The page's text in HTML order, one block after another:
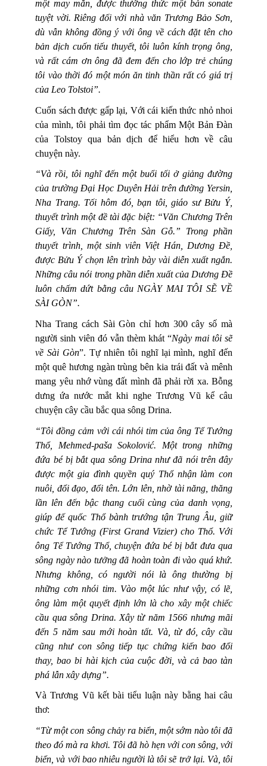
một may mắn, được thưởng thức một bản sonate
tuyệt vời. Riêng đối với nhà văn Trương Bảo Sơn,
dù vẫn không đồng ý với ông về cách đặt tên cho
bản dịch cuốn tiếu thuyết, tôi luôn kính trọng ông,
và rất cám ơn ông đã đem đến cho lớp trẻ chúng
tôi vào thời đó một món ăn tinh thần rất có giá trị
của Leo Tolstoi”.
Cuốn sách được gấp lại, Với cái kiến thức nhỏ nhoi
của mình, tôi phải tìm đọc tác phẩm Một Bản Đàn
của Tolstoy qua bản dịch để hiểu hơn về câu
chuyện này.
“Và rồi, tôi nghĩ đến một buổi tối ở giảng đường
của trường Đại Học Duyên Hải trên đường Yersin,
Nha Trang. Tối hôm đó, bạn tôi, giáo sư Bửu Ý,
thuyết trình một đề tài đặc biệt: “Văn Chương Trên
Giấy, Văn Chương Trên Sàn Gỗ.” Trong phần
thuyết trình, một sinh viên Việt Hán, Dương Đề,
được Bửu Ý chọn lên trình bày vài diễn xuất ngắn.
Những câu nói trong phần diễn xuất của Dương Đề
luôn chấm dứt bằng câu NGÀY MAI TÔI SẼ VỀ
SÀI GÒN”.
Nha Trang cách Sài Gòn chỉ hơn 300 cây số mà
người sinh viên đó vẫn thèm khát “Ngày mai tôi sẽ
về Sài Gòn”. Tự nhiên tôi nghĩ lại mình, nghĩ đến
một quê hương ngàn trùng bên kia trái đất và mênh
mang yêu nhớ vùng đất mình đã phải rời xa. Bỗng
dưng ứa nước mắt khi nghe Trương Vũ kể câu
chuyện cây cầu bắc qua sông Drina.
“Tôi đồng cảm với cái nhói tim của ông Tể Tướng
Thổ, Mehmed-paša Sokolović. Một trong những
đứa bé bị bắt qua sông Drina như đã nói trên đây
được một gia đình quyền quý Thổ nhận làm con
nuôi, đổi đạo, đổi tên. Lớn lên, nhờ tài năng, thăng
lần lên đến bậc thang cuối cùng của danh vọng,
giúp đế quốc Thổ bành trướng tận Trung Âu, giữ
chức Tể Tướng (First Grand Vizier) cho Thổ. Với
ông Tể Tướng Thổ, chuyện đứa bé bị bắt đưa qua
sông ngày nào tưởng đã hoàn toàn đi vào quá khứ.
Nhưng không, có người nói là ông thường bị
những cơn nhói tim. Vào một lúc như vậy, có lẽ,
ông làm một quyết định lớn là cho xây một chiếc
cầu qua sông Drina. Xây từ năm 1566 nhưng mãi
đến 5 năm sau mới hoàn tất. Và, từ đó, cây cầu
cũng như con sông tiếp tục chứng kiến bao đổi
thay, bao bi hài kịch của cuộc đời, và cả bao tàn
phá lẫn xây dựng”.
Và Trương Vũ kết bài tiểu luận này bằng hai câu
thơ:
“Từ một con sông chảy ra biển, một sớm nào tôi đã
theo đó mà ra khơi. Tôi đã hò hẹn với con sông, với
biển, và với bao nhiêu người là tôi sẽ trở lại. Và, tôi